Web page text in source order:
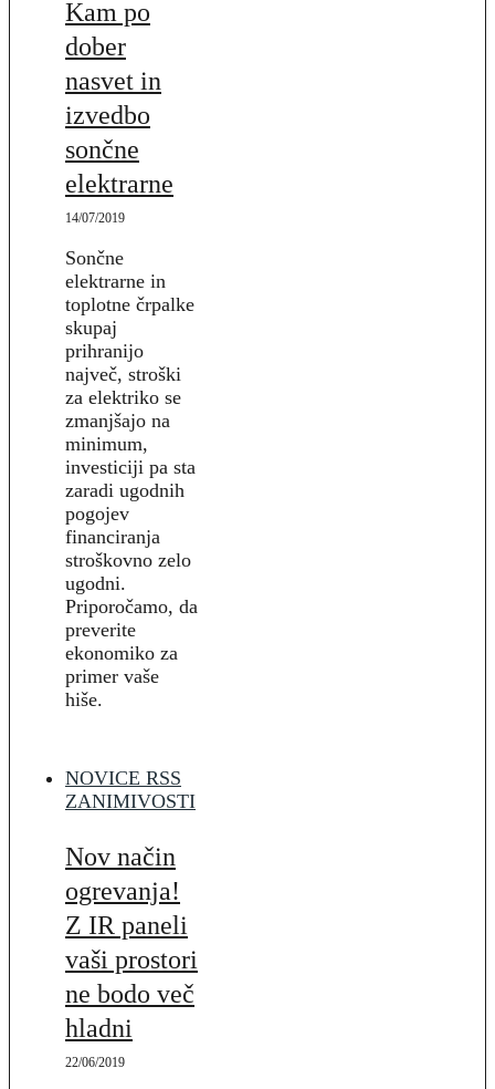
Kam po
dober
nasvet in
izvedbo
sončne
elektrarne
14/07/2019
Sončne
elektrarne in
toplotne črpalke
skupaj
prihranijo
največ, stroški
za elektriko se
zmanjšajo na
minimum,
investiciji pa sta
zaradi ugodnih
pogojev
financiranja
stroškovno zelo
ugodni.
Priporočamo, da
preverite
ekonomiko za
primer vaše
hiše.
NOVICE RSS
ZANIMIVOSTI
Nov način
ogrevanja!
Z IR paneli
vaši prostori
ne bodo več
hladni
22/06/2019